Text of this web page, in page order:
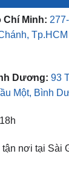
Tp.HCM
Dương:
nơi tại Sài